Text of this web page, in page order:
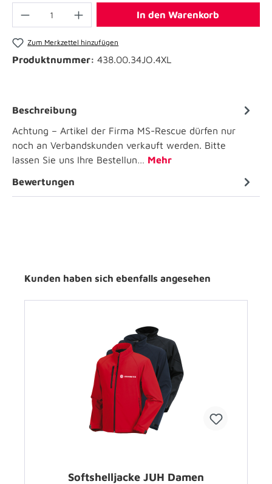
In den Warenkorb
Zum Merkzettel hinzufügen
Produktnummer: 438.00.34JO.4XL
Beschreibung
Achtung – Artikel der Firma MS-Rescue dürfen nur
noch an Verbandskunden verkauft werden. Bitte
lassen Sie uns Ihre Bestellun… Mehr
Bewertungen
Kunden haben sich ebenfalls angesehen
Softshelljacke JUH Damen